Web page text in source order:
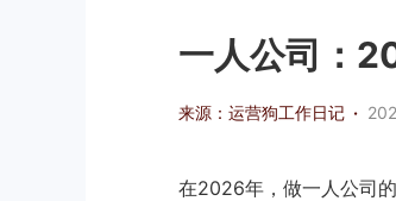
一人公司：
来源：运营狗工作日记 ·
在2026年，做一人公司的